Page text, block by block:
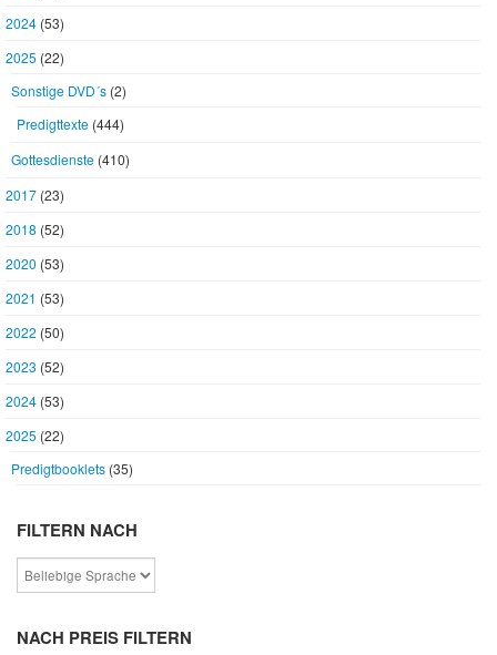
2024 (53)
2025 (22)
Sonstige DVD´s (2)
Predigttexte (444)
Gottesdienste (410)
2017 (23)
2018 (52)
2020 (53)
2021 (53)
2022 (50)
2023 (52)
2024 (53)
2025 (22)
Predigtbooklets (35)
FILTERN NACH
NACH PREIS FILTERN